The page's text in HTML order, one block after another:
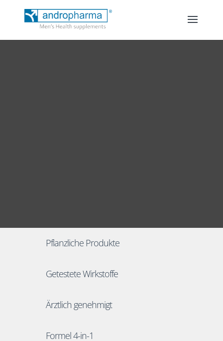
Pflanzliche Produkte
Getestete Wirkstoffe
Ärztlich genehmigt
Formel 4-in-1